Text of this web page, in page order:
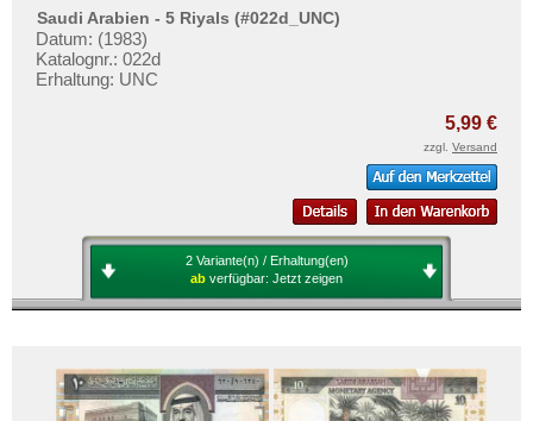
Saudi Arabien - 5 Riyals (#022d_UNC)
Datum: (1983)
Katalognr.: 022d
Erhaltung: UNC
5,99 €
zzgl. Versand
2 Variante(n) / Erhaltung(en)
ab verfügbar: Jetzt zeigen